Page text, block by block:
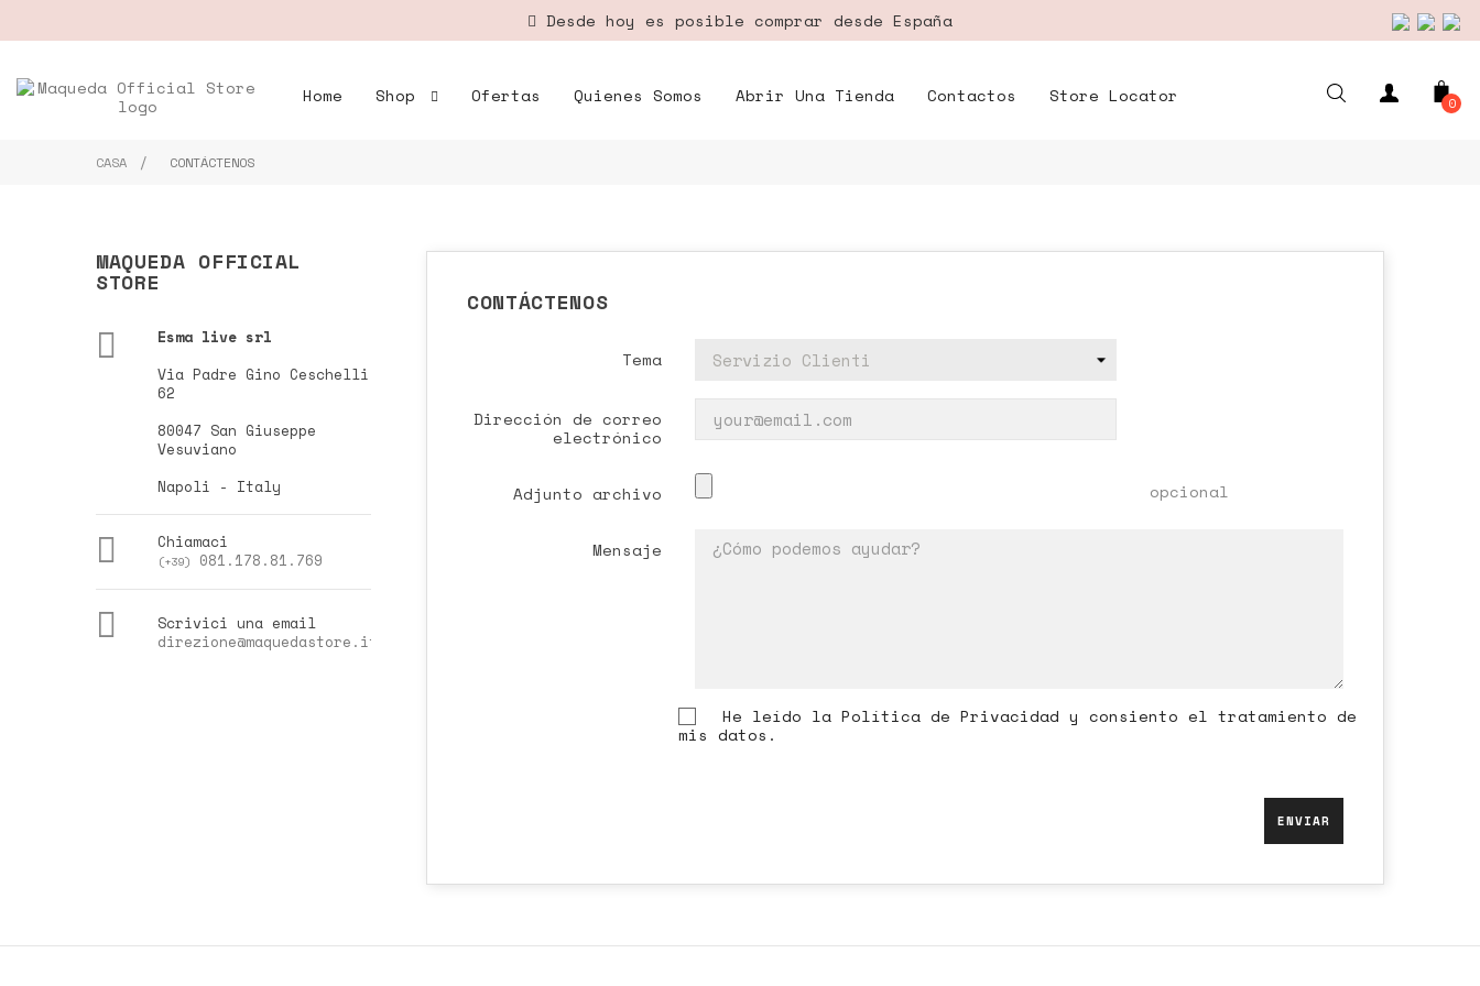
Desde hoy es posible comprar desde España
Home Shop Ofertas Quienes Somos Abrir Una Tienda Contactos Store Locator 0
CASA CONTÁCTENOS
MAQUEDA OFFICIAL
STORE

Esma live srl
Via Padre Gino Ceschelli
62
80047 San Giuseppe
Vesuviano
Napoli - Italy
 Chiamaci
(+39) 081.178.81.769

Scrivici una email
direzione@maquedastore.it
CONTÁCTENOS
Tema
Dirección de correo
electrónico
Adjunto archivo opcional
Mensaje
He leído la Política de Privacidad y consiento el tratamiento de
mis datos.